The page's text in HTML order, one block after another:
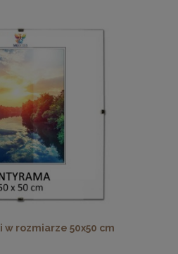
349,12 zł
cena:
KOSZYKA
rozmiarze 50x50 cm